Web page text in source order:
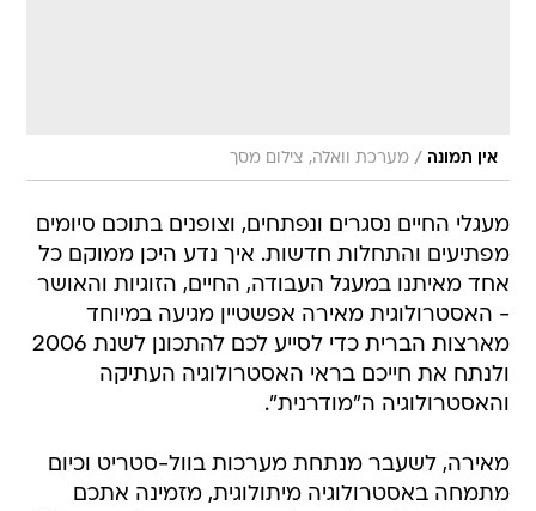
אין תמונה / מערכת וואלה, צילום מסך
מעגלי החיים נסגרים ונפתחים, וצופנים בתוכם סיומים
מפתיעים והתחלות חדשות. איך נדע היכן ממוקם כל
אחד מאיתנו במעגל העבודה, החיים, הזוגיות והאושר
- האסטרולוגית מאירה אפשטיין מגיעה במיוחד
מארצות הברית כדי לסייע לכם להתכונן לשנת 2006
ולנתח את חייכם בראי האסטרולוגיה העתיקה
והאסטרולוגיה ה"מודרנית".
מאירה, לשעבר מנתחת מערכות בוול-סטריט וכיום
מתמחה באסטרולוגיה מיתולוגית, מזמינה אתכם